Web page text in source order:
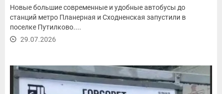
Новые большие современные и удобные автобусы до
станций метро Планерная и Сходненская запустили в
поселке Путилково....
29.07.2026